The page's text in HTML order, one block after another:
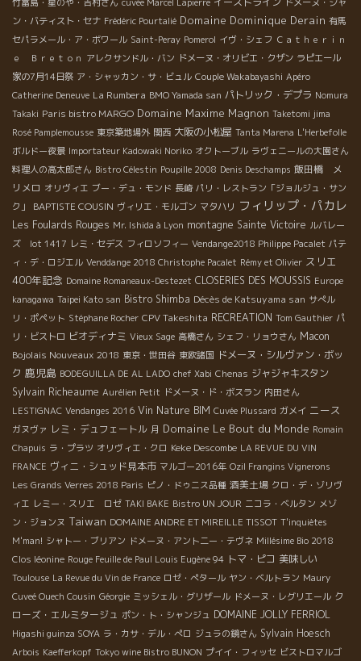
ン・バティスト・セナ Frédéric Pourtalié Domaine Dominique Derain 有馬
セパラメール・ア・ボワール Saint-Peray Pomerol イヴ・シェフ Ｃａｔｈｅｒｉｎ
ｅ Ｂｒｅｔｏｎ アレクサンドル・バン ドメーヌ・オリビエ・クザン ラピエール
家の7月14日祭 ア・シャッカン・サ・ビュル Couple Wakabayashi Apéro
Catherine Deneuve La Rumbera BMO Yamada san パトリック・デプラ Nomura
Takaki Paris bistro MARGO Domaine Maxime Magnon Taketomi jima
Rosé Pamplemousse 東京築地場外 関西 大阪の小松屋 Tanta Marena L'Herbefolle
ボルドー夜景 Importateur Kadowaki Noriko オクトーブル ラヴェニールの大園さん
料理人の高太郎さん Bistro Célestin Poupille 2008 Denis Deschamps 飯田橋 メ
リメロ オリヴィエ ブー・デュ・モンド 長崎 パリ・レストラン「ジョルジュ・サン
ク」
BAPTISTE COUSIN ヴィリエ・モルゴン マタハリ フィリップ・パカレ
Les Foulards Rouges Mr. Ishida à Lyon montagne Sainte Victoire ルバレー
ズ lot 1417 レミ・セデス フィロソフィー Vendange2018 Philippe Pacalet パテ
ィ・デ・ロジエル Venddange 2018 Christophe Pacalet Rémy et Olivier スリエ
400年記念 Domaine Romaneaux-Destezet CLOSERIES DES MOUSSIS Europe
kanagawa Taipei Kato san Bistro Shimba Décès de Katsuyama san サぺル
リ・ポペット Stéphane Rocher CPV Takeshita RECREATION Tom Gauthier パ
リ・ビストロ ビオディナミ Vieux Sage 高橋さん シェフ・リョウさん Macon
Bojolais Nouveaux 2018 東京・世田谷 東欧諸国 ドメーヌ・シルヴァン・ボッ
ク 鹿児島 BODEGUILLA DE AL LADO chef Xabi Chenas ジャジャキスタン
Sylvain Richeaume Aurélien Petit ドメーヌ・ド・ボスラン 内田さん
LESTIGNAC Vendanges 2016 Vin Nature BIM Cuvée Plussard ガメイ ニース
ガヌヴァ レミ・デュフェートル 月 Domaine Le Bout du Monde Romain
Chapuis ラ・プラツ オリヴィエ・クロ Keke Descombe LA REVUE DU VIN
FRANCE ヴィニ・シュッド見本市 マルゴー2016年 Ozil Frangins Vignerons
Les Grands Verres 2018 Paris ピノ・ドゥニス品種 酒美土場 クロ・デ・ゾリヴ
ィエ レミー・スリエ ロゼ TAKI BAKE Bistro UN JOUR ニコラ・ベルタン メゾ
ン・ジョンヌ Taiwan DOMAINE ANDRE ET MIREILLE TISSOT T'inquiètes
M'man! シャトー・ブリアン ドメーヌ・アント二ー・テヴネ Millésime Bio 2018
Clos léonine Rouge Feuille de Paul Louis Eugène 94 トマ・ピコ 美味しい
Toulouse La Revue du Vin de France ロゼ・ぺタール ヤン・ベルトラン Maury
Cuveé Ouech Cousin Géorgie ミッシェル・グリザール ドメーヌ・レグリエール ク
ローズ・エルミタージュ ポン・ト・シャンジュ DOMAINE JOLLY FERRIOL
Higashi guinza SOYA ラ・カサ・デル・ぺロ ジュラの鏡さん Sylvain Hoesch
Arbois Kaefferkopf Tokyo wine Bistro BUNON プイイ・フィッセ ビストロマルゴ